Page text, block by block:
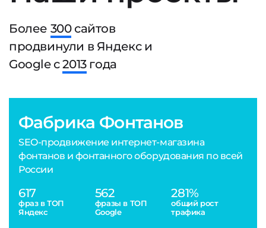
Более 300сайтов
продвинули в Яндекс и
Google с2013года
Фабрика Фонтанов
SEO-продвижение интернет-магазина
фонтанов и фонтанного оборудования по всей
России
617
фраз в ТОП
Яндекс
562
фразы в ТОП
Google
281%
общий рост
трафика